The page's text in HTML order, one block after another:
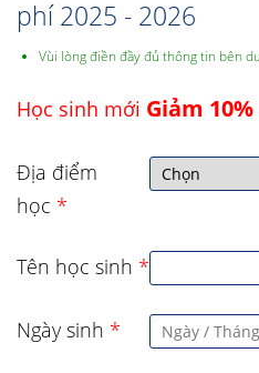
phí 2025 - 2026
Vùi lòng điền đầy đủ thông tin bên
Học sinh mới Giảm 10%
Địa điểm
học *
Tên học sinh *
Ngày sinh *